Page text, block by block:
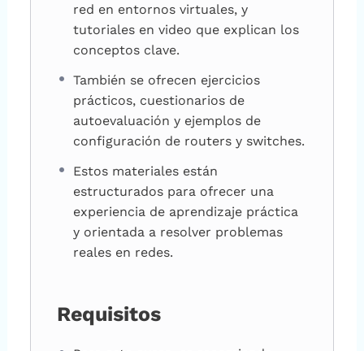
red en entornos virtuales, y
tutoriales en video que explican los
conceptos clave.
También se ofrecen ejercicios
prácticos, cuestionarios de
autoevaluación y ejemplos de
configuración de routers y switches.
Estos materiales están
estructurados para ofrecer una
experiencia de aprendizaje práctica
y orientada a resolver problemas
reales en redes.
Requisitos